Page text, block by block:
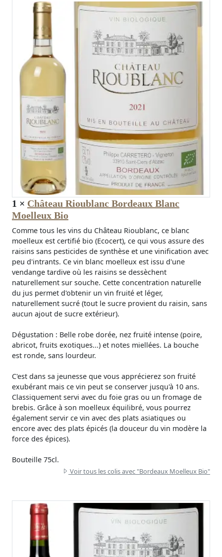
1 × Château Rioublanc Bordeaux Blanc
Moelleux Bio
Comme tous les vins du Château Rioublanc, ce blanc
moelleux est certifié bio (Ecocert), ce qui vous assure des
raisins sans pesticides de synthèse et une vinification avec
peu d'intrants. Ce vin blanc moelleux est issu d'une
vendange tardive où les raisins se dessèchent
naturellement sur souche. Cette concentration naturelle
du jus permet d'obtenir un vin fruité et léger,
naturellement sucré (tout le sucre provient du raisin, sans
aucun ajout de sucre extérieur).
Dégustation : Belle robe dorée, nez fruité intense (poire,
abricot, fruits exotiques...) et notes miellées. La bouche
est ronde, sans lourdeur.
C'est dans sa jeunesse que vous apprécierez son fruité
exubérant mais ce vin peut se conserver jusqu'à 10 ans.
Classiquement servi avec du foie gras ou un fromage de
brebis. Grâce à son moelleux équilibré, vous pourrez
également servir ce vin avec des plats asiatiques ou
encore avec des plats épicés (la douceur du vin modère la
force des épices).
Bouteille 75cl.
Voir tous les colis avec "Bordeaux Moelleux Bio"